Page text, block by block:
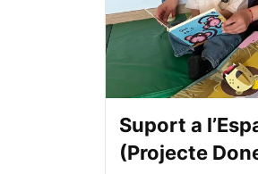
Suport a
(Projecte